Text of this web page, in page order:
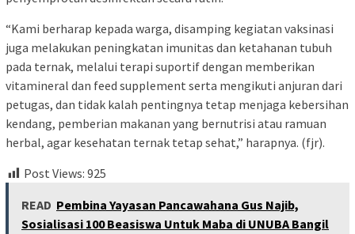
“Kami berharap kepada warga, disamping kegiatan vaksinasi
juga melakukan peningkatan imunitas dan ketahanan tubuh
pada ternak, melalui terapi suportif dengan memberikan
vitamineral dan feed supplement serta mengikuti anjuran dari
petugas, dan tidak kalah pentingnya tetap menjaga kebersihan
kendang, pemberian makanan yang bernutrisi atau ramuan
herbal, agar kesehatan ternak tetap sehat,” harapnya. (fjr).
Post Views: 925
READ Pembina Yayasan Pancawahana Gus Najib,
Sosialisasi 100 Beasiswa Untuk Maba di UNUBA Bangil